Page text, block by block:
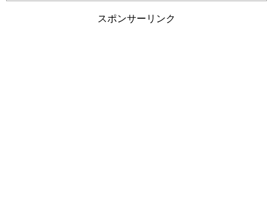
スポンサーリンク